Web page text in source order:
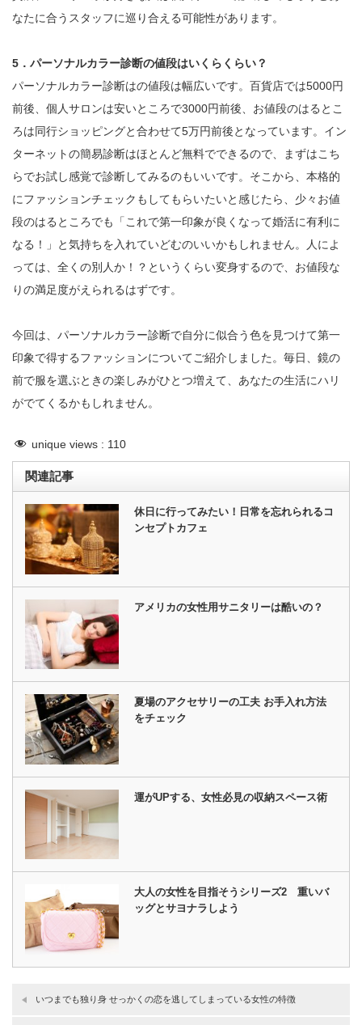
なたに合うスタッフに巡り合える可能性があります。
5．パーソナルカラー診断の値段はいくらくらい？
パーソナルカラー診断はの値段は幅広いです。百貨店では5000円
前後、個人サロンは安いところで3000円前後、お値段のはるとこ
ろは同行ショッピングと合わせて5万円前後となっています。イン
ターネットの簡易診断はほとんど無料でできるので、まずはこち
らでお試し感覚で診断してみるのもいいです。そこから、本格的
にファッションチェックもしてもらいたいと感じたら、少々お値
段のはるところでも「これで第一印象が良くなって婚活に有利に
なる！」と気持ちを入れていどむのいいかもしれません。人によ
っては、全くの別人か！？というくらい変身するので、お値段な
りの満足度がえられるはずです。
今回は、パーソナルカラー診断で自分に似合う色を見つけて第一
印象で得するファッションについてご紹介しました。毎日、鏡の
前で服を選ぶときの楽しみがひとつ増えて、あなたの生活にハリ
がでてくるかもしれません。
unique views : 110
関連記事
休日に行ってみたい！日常を忘れられるコ
ンセプトカフェ
アメリカの女性用サニタリーは酷いの？
夏場のアクセサリーの工夫 お手入れ方法
をチェック
運がUPする、女性必見の収納スペース術
大人の女性を目指そうシリーズ2 重いバ
ッグとサヨナラしよう
いつまでも独り身 せっかくの恋を逃してしまっている女性の特徴